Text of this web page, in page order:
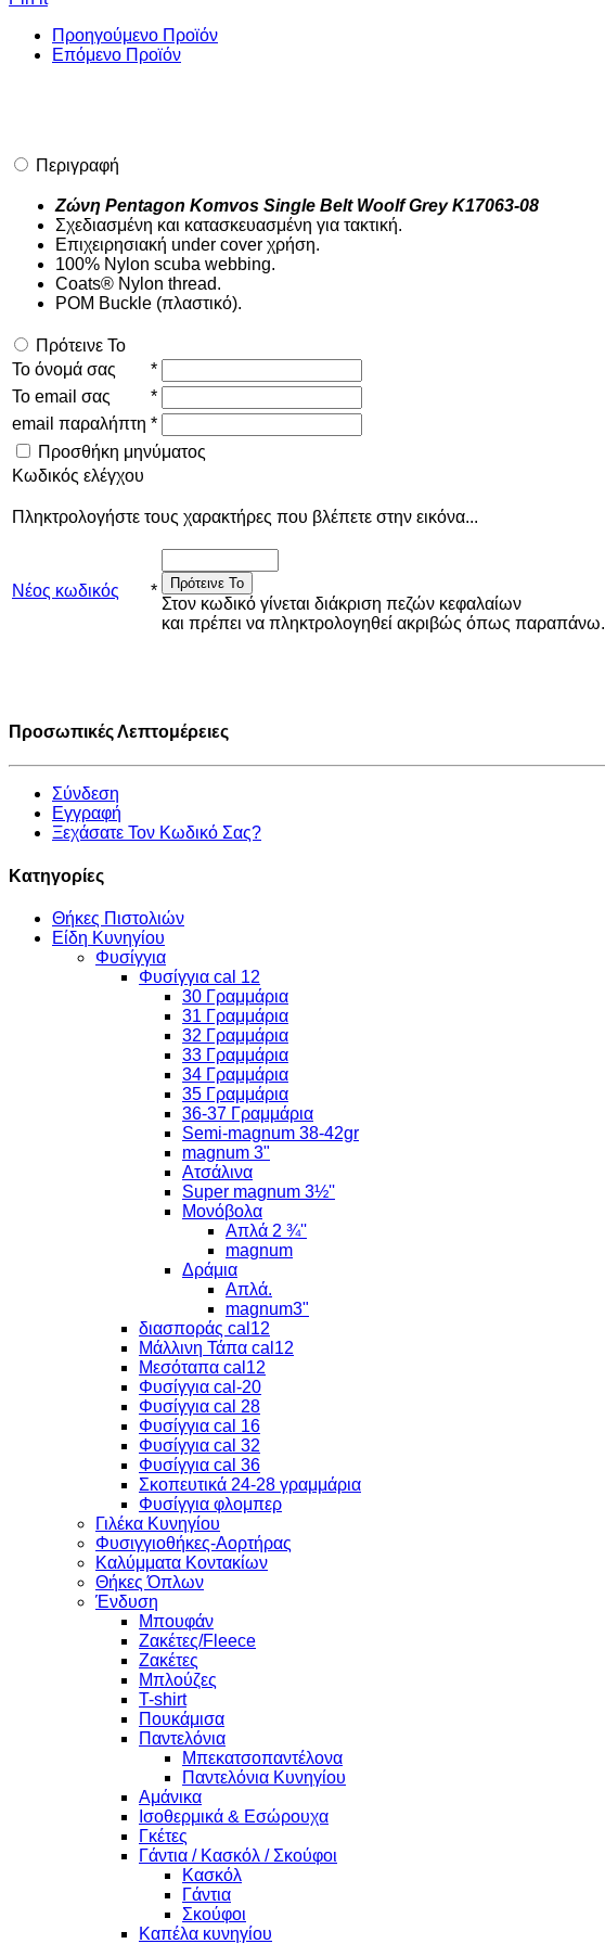
Προηγούμενο Προϊόν
Επόμενο Προϊόν
Περιγραφή
Ζώνη Pentagon Komvos Single Belt Woolf Grey K17063-08
Σχεδιασμένη και κατασκευασμένη για τακτική.
Eπιχειρησιακή under cover χρήση.
100% Nylon scuba webbing.
Coats® Nylon thread.
POM Buckle (πλαστικό).
Πρότεινε Το
Το όνομά σας
*
Το email σας
*
email παραλήπτη *
Προσθήκη μηνύματος
Κωδικός ελέγχου
Πληκτρολογήστε τους χαρακτήρες που βλέπετε στην εικόνα...
Νέος κωδικός * Πρότεινε Το
Στον κωδικό γίνεται διάκριση πεζών κεφαλαίων
και πρέπει να πληκτρολογηθεί ακριβώς όπως παραπάνω.
Προσωπικές Λεπτομέρειες
Σύνδεση
Εγγραφή
Ξεχάσατε Τον Κωδικό Σας?
Κατηγορίες
Θήκες Πιστολιών
Είδη Κυνηγίου
Φυσίγγια
Φυσίγγια cal 12
30 Γραμμάρια
31 Γραμμάρια
32 Γραμμάρια
33 Γραμμάρια
34 Γραμμάρια
35 Γραμμάρια
36-37 Γραμμάρια
Semi-magnum 38-42gr
magnum 3"
Ατσάλινα
Super magnum 3½''
Μονόβολα
Απλά 2 ¾''
magnum
Δράμια
Απλά.
magnum3"
διασποράς cal12
Μάλλινη Τάπα cal12
Μεσόταπα cal12
Φυσίγγια cal-20
Φυσίγγια cal 28
Φυσίγγια cal 16
Φυσίγγια cal 32
Φυσίγγια cal 36
Σκοπευτικά 24-28 γραμμάρια
Φυσίγγια φλομπερ
Γιλέκα Κυνηγίου
Φυσιγγιοθήκες-Αορτήρας
Καλύμματα Κοντακίων
Θήκες Όπλων
Ένδυση
Μπουφάν
Ζακέτες/Fleece
Ζακέτες
Μπλούζες
T-shirt
Πουκάμισα
Παντελόνια
Μπεκατσοπαντέλονα
Παντελόνια Κυνηγίου
Αμάνικα
Ισοθερμικά & Εσώρουχα
Γκέτες
Γάντια / Κασκόλ / Σκούφοι
Κασκόλ
Γάντια
Σκούφοι
Καπέλα κυνηγίου